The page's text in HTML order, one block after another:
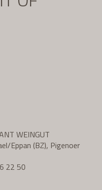
WEINGUT
Eppan (BZ), Pigenoer
22 50